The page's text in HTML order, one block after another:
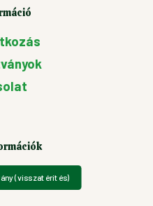
(visszatérítés)